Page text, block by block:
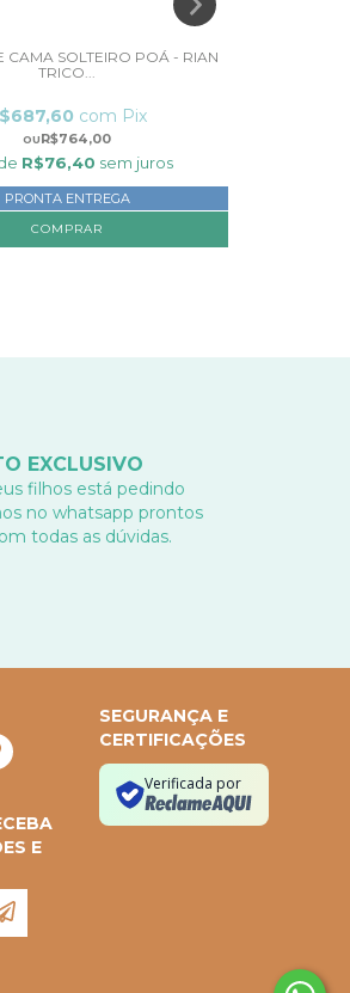
CAMA SOLTEIRO POÁ - RIAN
TRICO...
R$764,00
com Pix
R$76,40 sem juros
PRONTA ENTREGA
COMPRAR
EXCLUSIVO
filhos está pedindo
no whatsapp prontos
todas as dúvidas.
E
SEGURANÇA E
CERTIFICAÇÕES
Verificada por